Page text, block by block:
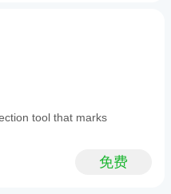
tool that marks
免费